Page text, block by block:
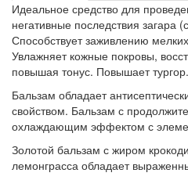
Идеальное средство для
негативные последствия загара
Способствует заживлению
Увлажняет кожные покровы,
повышая тонус. Повышает тургор.
Бальзам обладает
свойством. Бальзам с
охлаждающим эффектом с
Золотой бальзам с жиром
лемонграсса обладает